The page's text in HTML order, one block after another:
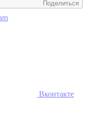
Поделиться
Вконтакте